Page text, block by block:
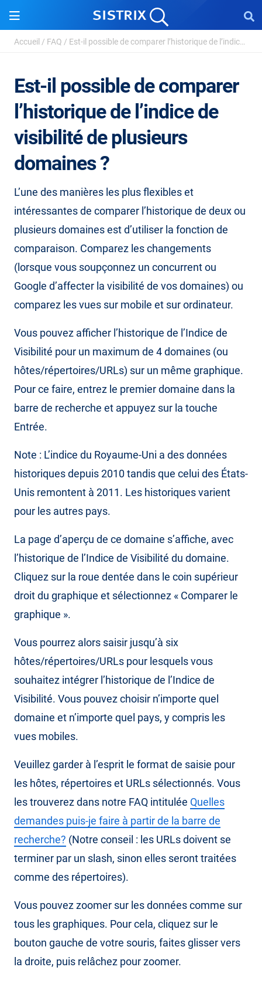
Accueil / FAQ / Est-il possible de comparer l’historique de l’indice ...
Est-il possible de comparer
l’historique de l’indice de
visibilité de plusieurs
domaines ?
L’une des manières les plus flexibles et
intéressantes de comparer l’historique de deux ou
plusieurs domaines est d’utiliser la fonction de
comparaison. Comparez les changements
(lorsque vous soupçonnez un concurrent ou
Google d’affecter la visibilité de vos domaines) ou
comparez les vues sur mobile et sur ordinateur.
Vous pouvez afficher l’historique de l’Indice de
Visibilité pour un maximum de 4 domaines (ou
hôtes/répertoires/URLs) sur un même graphique.
Pour ce faire, entrez le premier domaine dans la
barre de recherche et appuyez sur la touche
Entrée.
Note : L’indice du Royaume-Uni a des données
historiques depuis 2010 tandis que celui des États-
Unis remontent à 2011. Les historiques varient
pour les autres pays.
La page d’aperçu de ce domaine s’affiche, avec
l’historique de l’Indice de Visibilité du domaine.
Cliquez sur la roue dentée dans le coin supérieur
droit du graphique et sélectionnez « Comparer le
graphique ».
Vous pourrez alors saisir jusqu’à six
hôtes/répertoires/URLs pour lesquels vous
souhaitez intégrer l’historique de l’Indice de
Visibilité. Vous pouvez choisir n’importe quel
domaine et n’importe quel pays, y compris les
vues mobiles.
Veuillez garder à l’esprit le format de saisie pour
les hôtes, répertoires et URLs sélectionnés. Vous
les trouverez dans notre FAQ intitulée Quelles
demandes puis-je faire à partir de la barre de
recherche? (Notre conseil : les URLs doivent se
terminer par un slash, sinon elles seront traitées
comme des répertoires).
Vous pouvez zoomer sur les données comme sur
tous les graphiques. Pour cela, cliquez sur le
bouton gauche de votre souris, faites glisser vers
la droite, puis relâchez pour zoomer.